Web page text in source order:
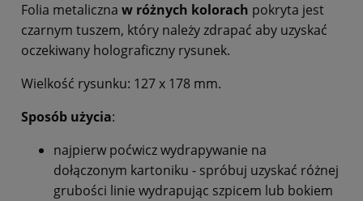
Folia metaliczna w różnych kolorach pokryta jest
czarnym tuszem, który należy zdrapać aby uzyskać
oczekiwany holograficzny rysunek.
Wielkość rysunku: 127 x 178 mm.
Sposób użycia:
najpierw poćwicz wydrapywanie na
dołączonym kartoniku - spróbuj uzyskać różnej
grubości linie wydrapując szpicem lub bokiem